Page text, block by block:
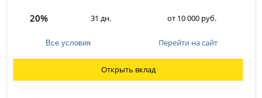
20% 31 дн. от 10 000 руб.
Все условия Перейти на сайт
Открыть вклад